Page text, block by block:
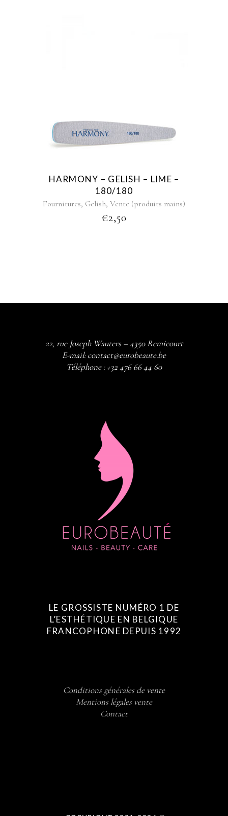
HARMONY – GELISH – LIME –
180/180
Fournitures, Gelish, Vente (produits mains)
€2,50
22, rue Joseph Wauters – 4350 Remicourt
E-mail:contact@eurobeaute.be
Téléphone :+32 476 66 44 60
LE GROSSISTE NUMÉRO 1 DE
L’ESTHÉTIQUE EN BELGIQUE
FRANCOPHONE DEPUIS 1992
Conditions générales de vente
Mentions légales vente
Contact